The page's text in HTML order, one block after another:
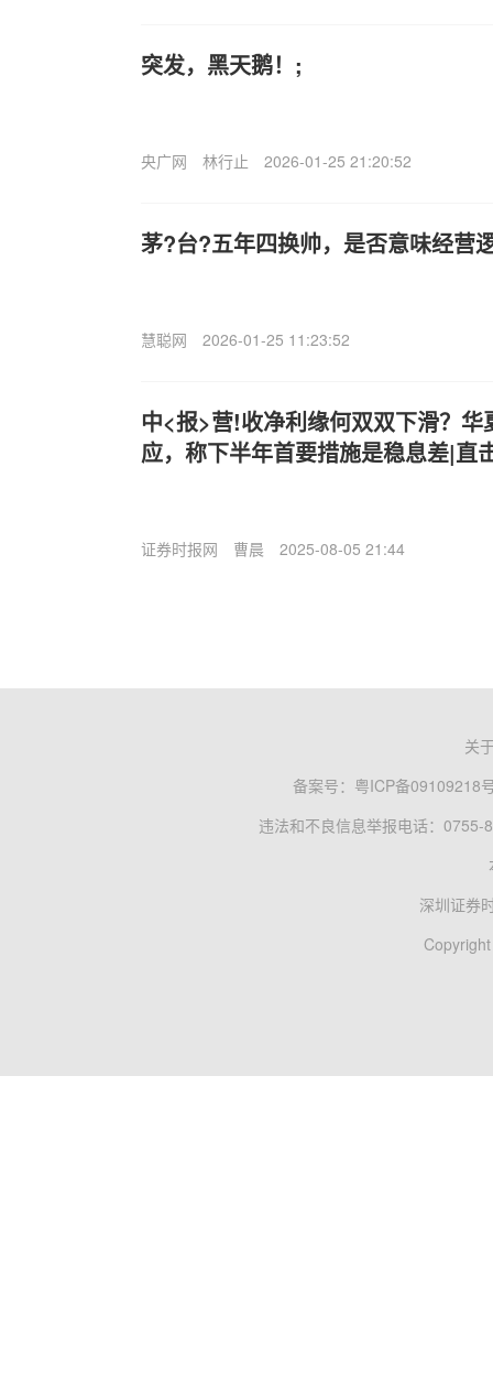
突发，黑天鹅！;
央广网 林行止 2026-01-25 21:20:52
茅?台?五年四换帅，是否意味经营
慧聪网 2026-01-25 11:23:52
中<报>营!收净利缘何双双下滑？
应，称下半年首要措施是稳息差|直
证券时报网 曹晨 2025-08-05 21:44
关
备案号： 粤ICP备09109218
违法和不良信息举报电话：0755-
深圳证券